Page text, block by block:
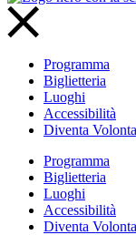
Programma
Biglietteria
Luoghi
Accessibilità
Diventa
Programma
Biglietteria
Luoghi
Accessibilità
Diventa